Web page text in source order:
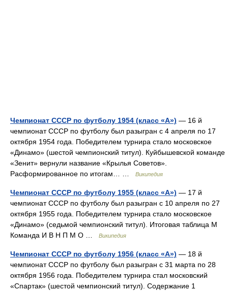
Чемпионат СССР по футболу 1954 (класс «А») — 16 й
чемпионат СССР по футболу был разыгран с 4 апреля по 17
октября 1954 года. Победителем турнира стало московское
«Динамо» (шестой чемпионский титул). Куйбышевской команде
«Зенит» вернули название «Крылья Советов».
Расформированное по итогам… …
Википедия
Чемпионат СССР по футболу 1955 (класс «А») — 17 й
чемпионат СССР по футболу был разыгран с 10 апреля по 27
октября 1955 года. Победителем турнира стало московское
«Динамо» (седьмой чемпионский титул). Итоговая таблица М
Команда И В Н П М О …
Википедия
Чемпионат СССР по футболу 1956 (класс «А») — 18 й
чемпионат СССР по футболу был разыгран с 31 марта по 28
октября 1956 года. Победителем турнира стал московский
«Спартак» (шестой чемпионский титул). Содержание 1